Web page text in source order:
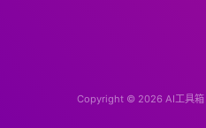
Copyright © 2026 AI工具箱